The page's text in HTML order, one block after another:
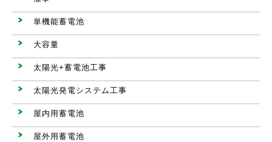
単機能蓄電池
大容量
太陽光+蓄電池工事
太陽光発電システム工事
屋内用蓄電池
屋外用蓄電池